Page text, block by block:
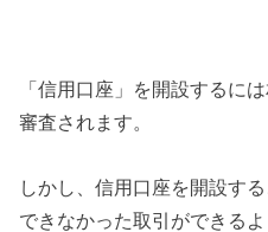
「信用口座」を開設するに
審査されます。
しかし、信用口座を開設す
できなかった取引ができるよ